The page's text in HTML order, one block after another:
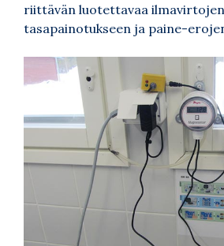
riittävän luotettavaa ilmavirtojen
tasapainotukseen ja paine-